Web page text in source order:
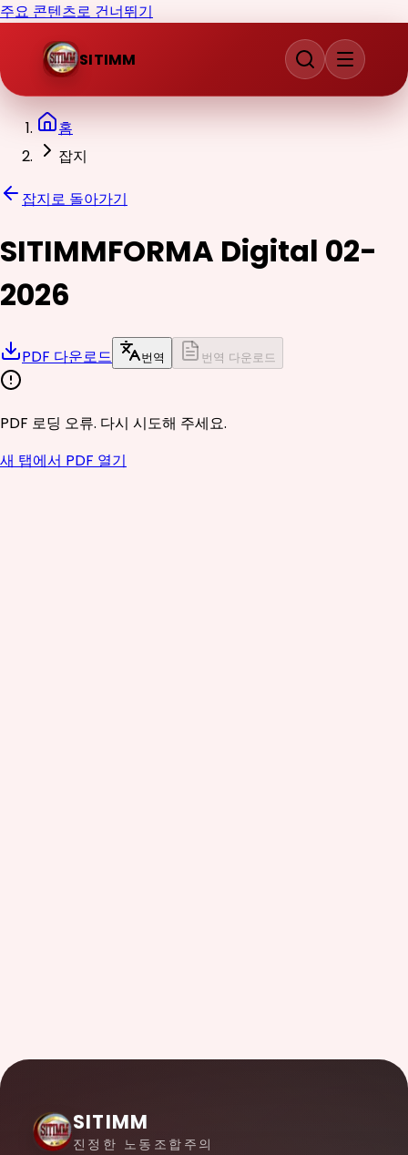
주요 콘텐츠로 건너뛰기
SITIMM
홈
잡지
잡지로 돌아가기
SITIMMFORMA Digital 02-
2026
PDF 다운로드 번역 번역 다운로드
PDF 로딩 오류. 다시 시도해 주세요.
새 탭에서 PDF 열기
SITIMM
진정한 노동조합주의